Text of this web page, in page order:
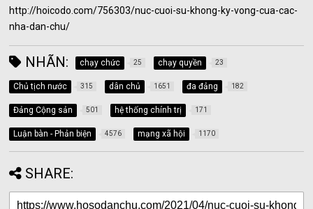
http://hoicodo.com/756303/nuc-cuoi-su-khong-ky-vong-cua-cac-
nha-dan-chu/
NHÃN: chạy chức 25 chạy quyền 23
Chủ tịch nước 315 dân chủ 1651 đa đảng 182
Đảng Cộng sản 501 hệ thống chính trị 171
Luận bàn - Phản biện 4576 mạng xã hội 1170
SHARE: